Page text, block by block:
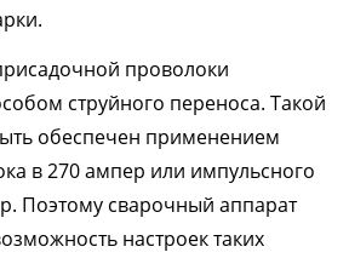
проволоки
струйного переноса. Такой
обеспечен применением
в 270 ампер или импульсного
Поэтому сварочный аппарат
настроек таких